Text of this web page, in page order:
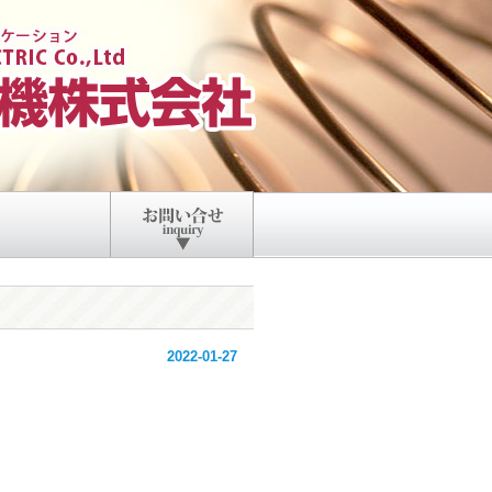
2022-01-27